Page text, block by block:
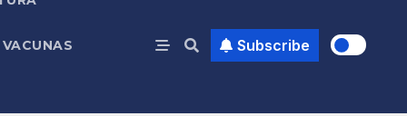
VACUNAS Subscribe